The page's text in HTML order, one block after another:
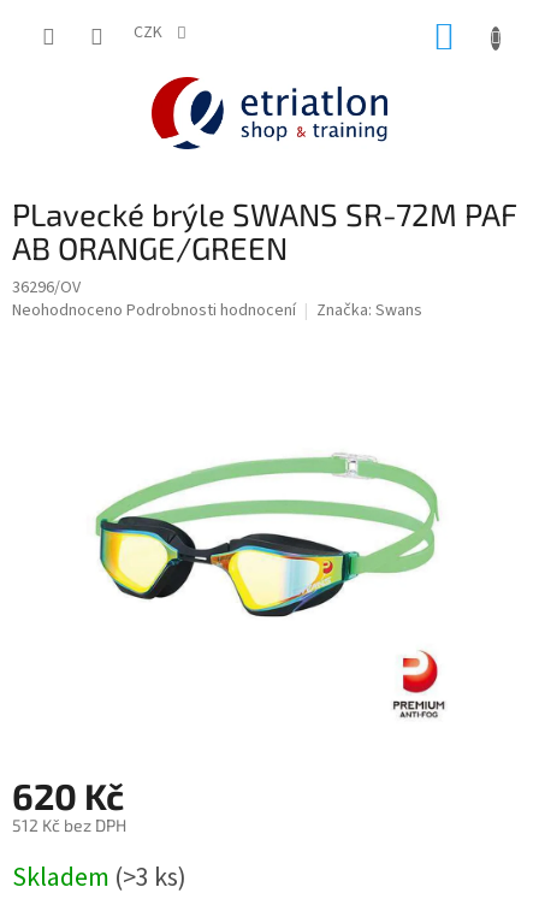
CZK
PLavecké brýle SWANS SR-72M PAF
AB ORANGE/GREEN
36296/OV
Průměrné
Neohodnoceno Podrobnosti hodnocení Značka: Swans
620 Kč
512 Kč bez DPH
cena:
Skladem (>3 ks)
shop.etriatlon.cz - Chat